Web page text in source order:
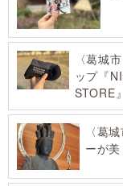
〈葛城
ップ『
STORE』
〈葛
ーが